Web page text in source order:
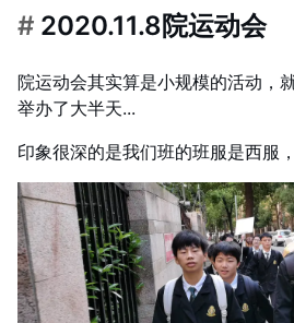
# 2020.11.8院运动会
院运动会其实算是小规模的活动，
举办了大半天...
印象很深的是我们班的班服是西服